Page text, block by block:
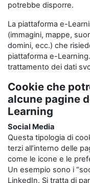
potrebbe disporre.
La piattaforma e-
(immagini, mappe,
domini, ecc.) che
piattaforma e-
trattamento dei dati
Cookie che
alcune pagine
Learning
Social Media
Questa tipologia di
terzi all’interno delle
come le icone e le
Un esempio sono i
LinkedIn. Si tratta di